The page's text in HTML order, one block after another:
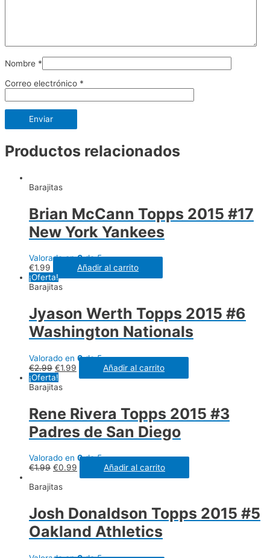
Nombre *
Correo electrónico *
Productos relacionados
Barajitas
Brian McCann Topps 2015 #17
New York Yankees
Valorado en0de 5
€1.99
Añadir al carrito
¡Oferta!
Barajitas
Jyason Werth Topps 2015 #6
Washington Nationals
Valorado en 0de 5
€2.99 €1.99
Añadir al carrito
¡Oferta!
Barajitas
Rene Rivera Topps 2015 #3
Padres de San Diego
Valorado en 0de 5
€1.99 €0.99
Añadir al carrito
Barajitas
Josh Donaldson Topps 2015 #5
Oakland Athletics